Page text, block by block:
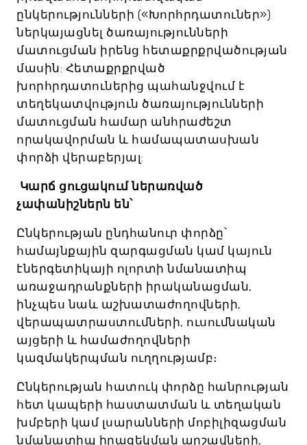
ընկերությունների («Խորհրդատուներ»)
ներկայացնել ծառայությունների
մատուցման իրենց հետաքրքրվածության
մասին: Հետաքրքրված
խորհրդատուներից պահանջվում է
տեղեկատվություն ծառայությունների
մատուցման համար անհրաժեշտ
որակավորման և համապատասխան
փորձի վերաբերյալ:
Կարճ ցուցակում ներառված
չափանիշներն են՝
Ընկերության ընդհանուր փորձը՝
համայնքային զարգացման կամ կայուն
էներգետիկայի ոլորտի նմանատիպ
առաջադրանքների իրականացման,
ինչպես նաև աշխատաժողովների,
վերապատրաստումների, ուսումնական
այցերի և համաժողովների
կազմակերպման ուղղությամբ։
Ընկերության հատուկ փորձը հանրության
հետ կապերի հաստատման և տեղական
խմբերի կամ լսարանների մոբիլիզացման
նմանատիպ իրազեկման արշավների,